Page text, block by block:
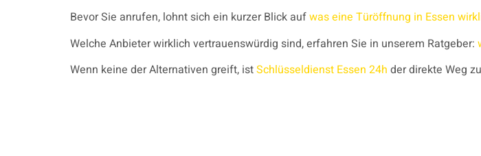
Bevor Sie anrufen, lohnt sich ein kurzer Blick aufwas eine Türöffnung in Essen
Welche Anbieter wirklich vertrauenswürdig sind, erfahren Sie in unserem Ratgeber:
Wenn keine der Alternativen greift, istSchlüsseldienst Essen 24h der direkte Weg